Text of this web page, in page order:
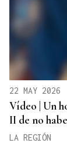
22 MAY 2026
Vídeo | Un
II de no
LA REGIÓN